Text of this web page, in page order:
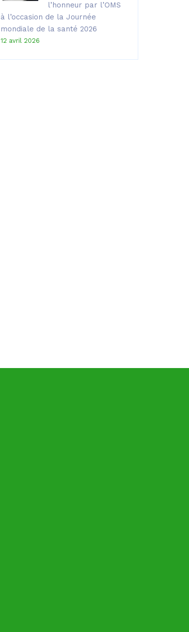
l’honneur par l’OMS
à l’occasion de la Journée
mondiale de la santé 2026
12 avril 2026